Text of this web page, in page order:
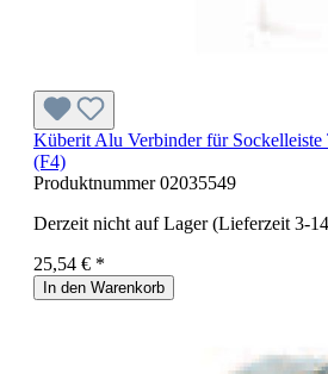
Küberit Alu Verbinder für
(F4)
Produktnummer02035549
Derzeit nicht auf Lager (Lieferzeit 3-
25,54 € *
In den Warenkorb